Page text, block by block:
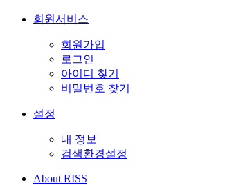
회원서비스
회원가입
로그인
아이디 찾기
비밀번호 찾기
설정
내 정보
검색환경설정
About RISS